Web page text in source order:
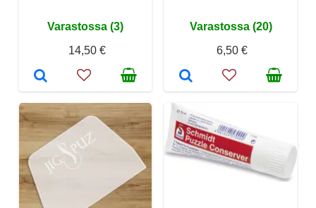
Varastossa (3)
14,50 €
Varastossa (20)
6,50 €